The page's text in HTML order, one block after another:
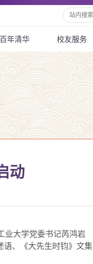
百年清华 校友服务
动
业大学党委书记芮鸿岩
语、《大先生时钧》文集